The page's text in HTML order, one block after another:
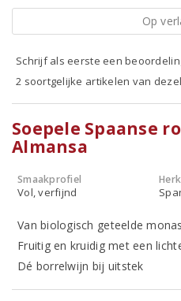
Op
Schrijf als eerste een
2 soortgelijke artikelen van
Soepele Spaanse
Almansa
Smaakprofiel
Vol, verfijnd
Van biologisch geteelde
Fruitig en kruidig met een
Dé borrelwijn bij uitstek